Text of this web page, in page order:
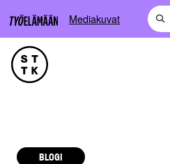
Mediakuvat
BLOGI